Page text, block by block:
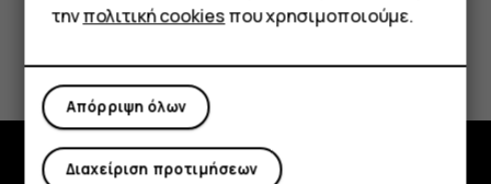
Ναι Όχι
τηνπολιτική cookiesπου χρησιμοποιούμε.
Απόρριψη όλων
Διαχείριση προτιμήσεων